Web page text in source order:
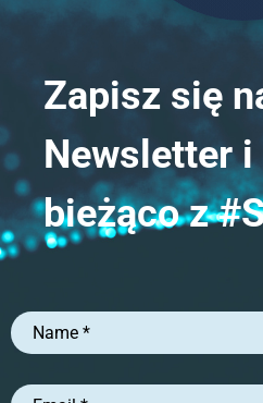
Zapisz się
Newsletter i
bieżąco z
Name
*
Email